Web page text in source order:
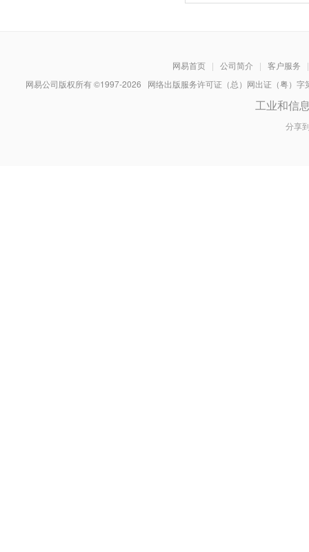
网易首页 | 公司简介 | 客户服务
|
网易公司版权所有 ©1997-2026 网络出版服务许可证（总）网出证（粤）
工业和信
分享